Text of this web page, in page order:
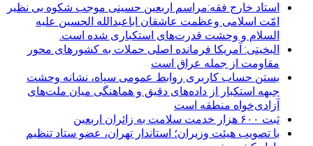
استاد خارج فقه:مراسم اربعین حسینی موجب شکوه بی نظیر
امّت اسلامی وعظمت عاشقان اباعبدالله الحسین علیه
السلام و وحشت قدرت‌های استکباری شده است.
البخیتی: آمریکا فرمانده اصلی حملات به کشورهای محور
مقاومت از جمله عراق است
بستن حساب کاربری روابط عمومی سپاه، نشانه‌ وحشت
جبهه استکبار از داده‌های دقیق و هماهنگی میان ملت‌های
آزادی‌خواه منطقه است
ثبت ۶۰۰ هزار خدمت سلامت به زائران اربعین
با تصویب هیئت وزیران؛ استاندار تهران، عضو ستاد تنظیم